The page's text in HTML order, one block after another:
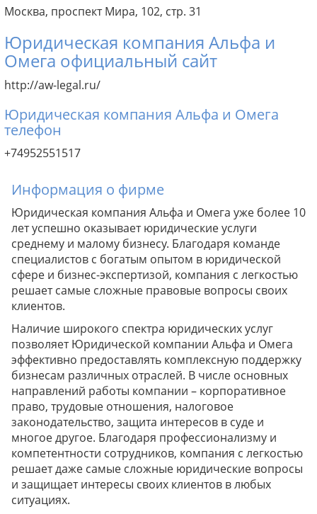
Москва, проспект Мира, 102, стр. 31
Юридическая компания Альфа и
Омега официальный сайт
http://aw-legal.ru/
Юридическая компания Альфа и Омега
телефон
+74952551517
Информация о фирме
Юридическая компания Альфа и Омега уже более 10
лет успешно оказывает юридические услуги
среднему и малому бизнесу. Благодаря команде
специалистов с богатым опытом в юридической
сфере и бизнес-экспертизой, компания с легкостью
решает самые сложные правовые вопросы своих
клиентов.
Наличие широкого спектра юридических услуг
позволяет Юридической компании Альфа и Омега
эффективно предоставлять комплексную поддержку
бизнесам различных отраслей. В числе основных
направлений работы компании – корпоративное
право, трудовые отношения, налоговое
законодательство, защита интересов в суде и
многое другое. Благодаря профессионализму и
компетентности сотрудников, компания с легкостью
решает даже самые сложные юридические вопросы
и защищает интересы своих клиентов в любых
ситуациях.